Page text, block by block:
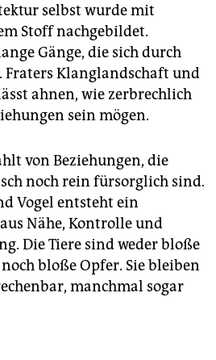
selbst wurde mit
Stoff nachgebildet.
Gänge, die sich durch
Fraters Klanglandschaft und
ahnen, wie zerbrechlich
sein mögen.
von Beziehungen, die
noch rein fürsorglich sind.
Vogel entsteht ein
Nähe, Kontrolle und
Die Tiere sind weder bloße
bloße Opfer. Sie bleiben
manchmal sogar